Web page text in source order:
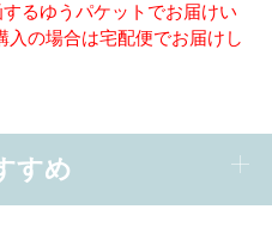
るゆうパケットでお届けい
入の場合は宅配便でお届けし
すめ